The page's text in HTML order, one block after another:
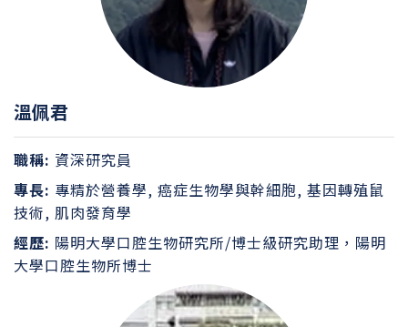
溫佩君
職稱: 資深研究員
專長: 專精於營養學, 癌症生物學與幹細胞, 基因轉殖鼠
技術, 肌肉發育學
經歷: 陽明大學口腔生物研究所/博士級研究助理，陽明
大學口腔生物所博士